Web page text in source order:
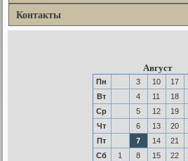
Контакты
Август
Пн 3 10 17
Вт
4 11 18
Ср
5 12 19
Чт
6 13 20
Пт
7 14 21
Сб
1 8 15 22